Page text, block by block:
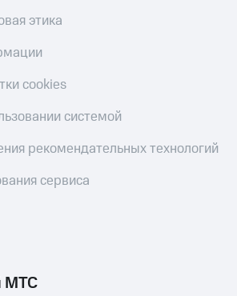
этика
cookies
системой
рекомендательных технологий
сервиса
МТС